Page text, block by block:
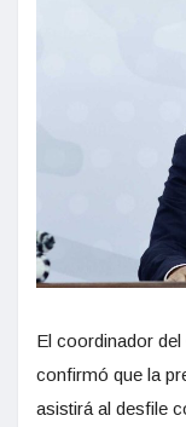
El coordinador
confirmó que la
asistirá al desfile